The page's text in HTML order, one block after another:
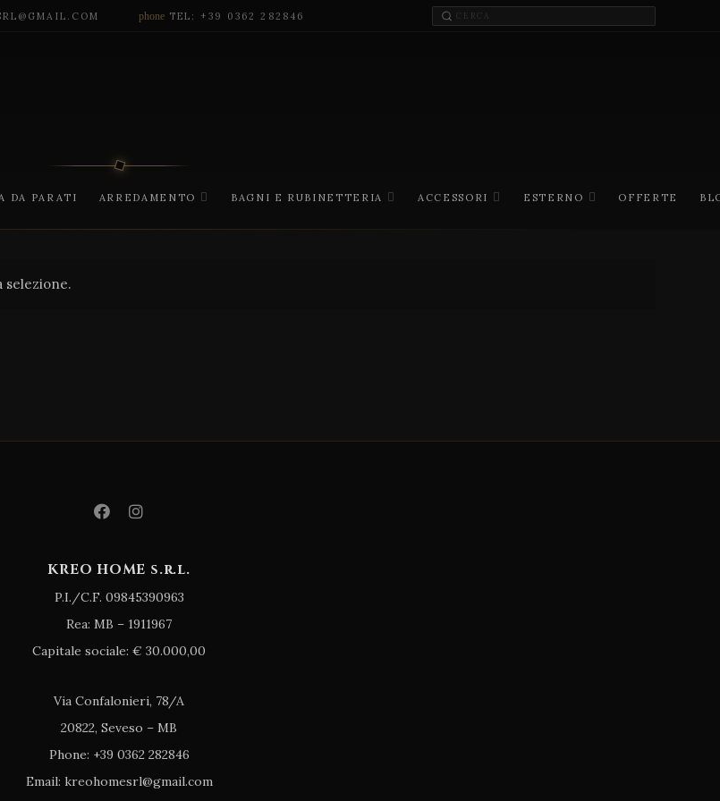
phone TEL: +39 0362 282846
DA PARATI ARREDAMENTO BAGNI E RUBINETTERIA ACCESSORI ESTERNO OFFERTE
selezione.
KREO HOME s.r.l.
P.I./C.F. 09845390963
Rea: MB – 1911967
Capitale sociale: € 30.000,00
Via Confalonieri, 78/A
20822, Seveso – MB
Phone: +39 0362 282846
Email: kreohomesrl@gmail.com